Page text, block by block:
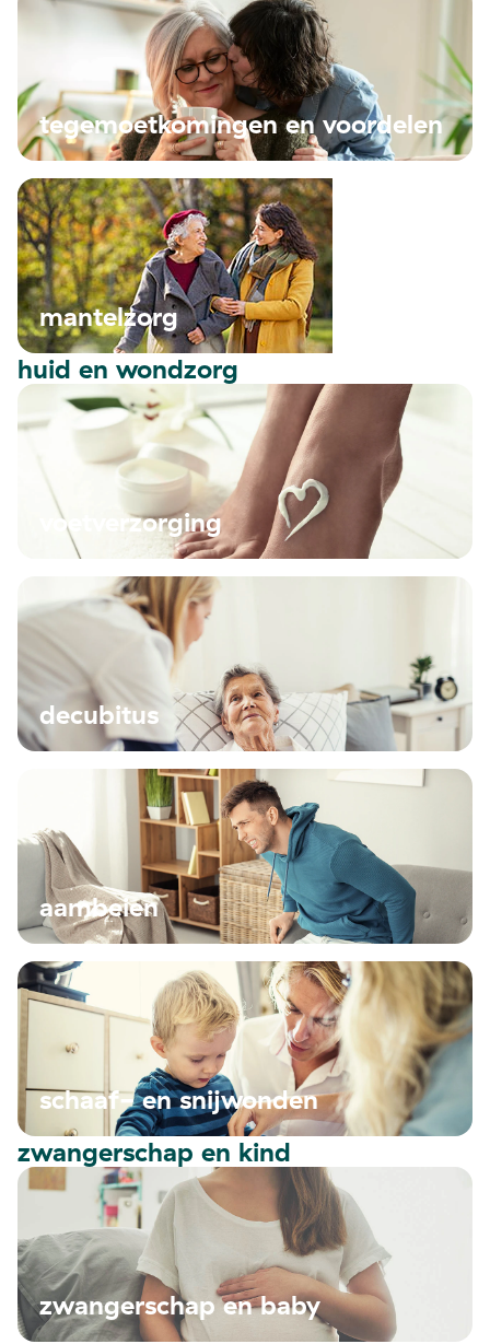
tegemoetkomingen en voordelen
mantelzorg
huid en wondzorg
voetverzorging
decubitus
aambeien
schaaf- en snijwonden
zwangerschap en kind
zwangerschap en baby